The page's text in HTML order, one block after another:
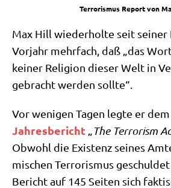
Ter­ro­ris­mus Report von
Max Hill wie­der­hol­te seit sei­ner
Vor­jahr mehr­fach, daß „das
kei­ner Reli­gi­on die­ser Welt in
gebracht wer­den sollte“.
Vor weni­gen Tagen leg­te er
Jah­res­be­richt The Ter­ro­rism
Obwohl die Exi­stenz sei­nes
mi­schen Ter­ro­ris­mus
Bericht auf 145 Sei­ten sich